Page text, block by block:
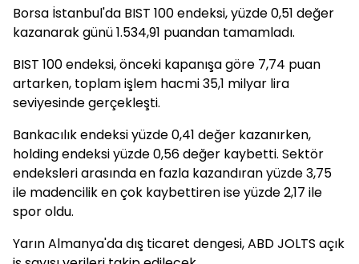
Borsa İstanbul'da BIST 100 endeksi, yüzde 0,51 değer
kazanarak günü 1.534,91 puandan tamamladı.
BIST 100 endeksi, önceki kapanışa göre 7,74 puan
artarken, toplam işlem hacmi 35,1 milyar lira
seviyesinde gerçekleşti.
Bankacılık endeksi yüzde 0,41 değer kazanırken,
holding endeksi yüzde 0,56 değer kaybetti. Sektör
endeksleri arasında en fazla kazandıran yüzde 3,75
ile madencilik en çok kaybettiren ise yüzde 2,17 ile
spor oldu.
Yarın Almanya'da dış ticaret dengesi, ABD JOLTS açık